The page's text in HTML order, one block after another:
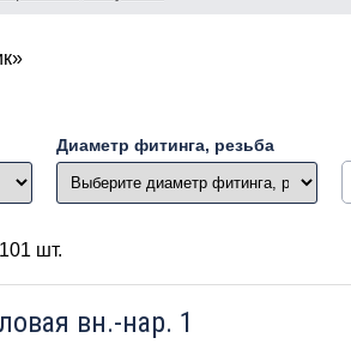
Диаметр фитинга, резьба
101 шт.
вн.-нар. 1